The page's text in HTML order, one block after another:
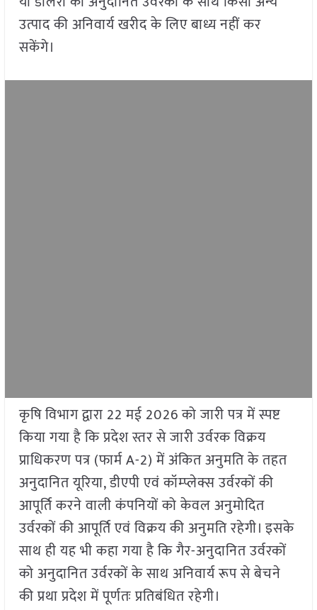
उत्पाद की अनिवार्य खरीद के लिए बाध्य नहीं कर
सकेंगे।
कृषि विभाग द्वारा 22 मई 2026 को जारी पत्र में स्पष्ट
किया गया है कि प्रदेश स्तर से जारी उर्वरक विक्रय
प्राधिकरण पत्र (फार्म A-2) में अंकित अनुमति के तहत
अनुदानित यूरिया, डीएपी एवं कॉम्प्लेक्स उर्वरकों की
आपूर्ति करने वाली कंपनियों को केवल अनुमोदित
उर्वरकों की आपूर्ति एवं विक्रय की अनुमति रहेगी। इसके
साथ ही यह भी कहा गया है कि गैर-अनुदानित उर्वरकों
को अनुदानित उर्वरकों के साथ अनिवार्य रूप से बेचने
की प्रथा प्रदेश में पूर्णतः प्रतिबंधित रहेगी।